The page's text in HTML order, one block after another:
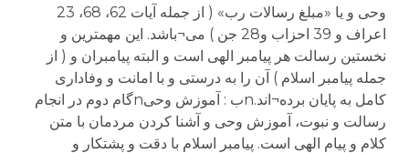
وحی و یا «مبلغ رسالات رب» ( از جمله آیات 62، 68، 23
اعراف و 39 احزاب و28 جن ) می¬باشد. این مهمترین و
نخستین رسالت هر پیامبر الهی است و البته پیامبران و ( از
جمله پیامبر اسلام ) آن را به درستی و با امانت و وفاداری
کامل به پایان برده¬اند.nب : آموزش وحیnگام دوم در انجام
رسالت و نبوت، آموزش وحی و آشنا کردن مردمان با متن
کلام و پیام الهی است. پیامبر اسلام با دقت و پشتکار و